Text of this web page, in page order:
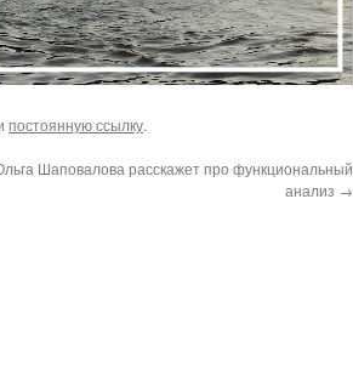
постоянную ссылку.
Шаповалова расскажет про функциональный
анализ →